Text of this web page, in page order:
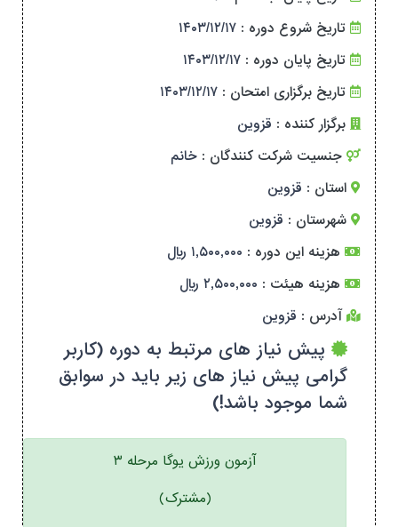
تاریخ شروع دوره : ۱۴۰۳/۱۲/۱۷
تاریخ پایان دوره : ۱۴۰۳/۱۲/۱۷
تاریخ برگزاری امتحان : ۱۴۰۳/۱۲/۱۷
برگزار کننده : قزوین
جنسیت شرکت کنندگان : خانم
استان : قزوین
شهرستان : قزوین
هزینه این دوره : ۱,۵۰۰,۰۰۰ ریال
هزینه هیئت : ۲,۵۰۰,۰۰۰ ریال
آدرس : قزوین
پیش نیاز های مرتبط به دوره (کاربر
گرامی پیش نیاز های زیر باید در سوابق
شما موجود باشد!)
آزمون ورزش یوگا مرحله ۳
(مشترک)